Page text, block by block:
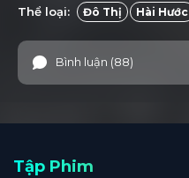
Thể loại: Đô Thị Hài Hước
Bình luận (88)
Tập Phim